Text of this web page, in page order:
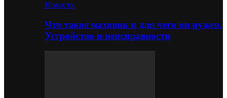
Новости
Что такое маховик и для чего он нужен.
Устройство и неисправности